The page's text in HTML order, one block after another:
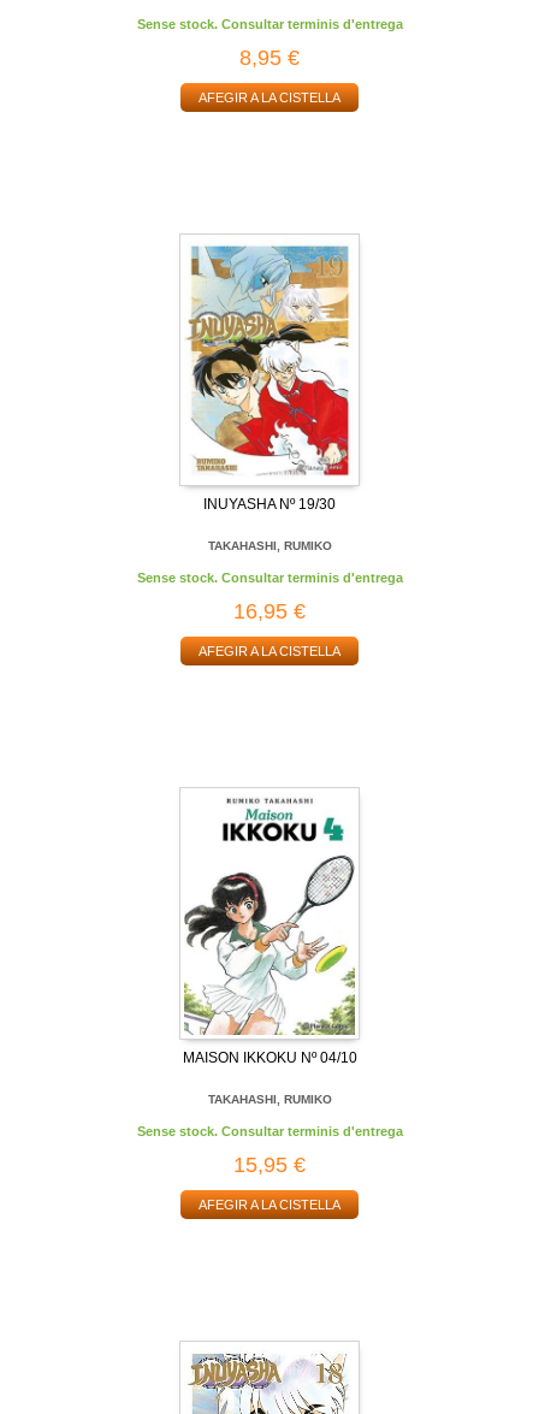
Sense stock. Consultar terminis d'entrega
8,95 €
AFEGIR A LA CISTELLA
INUYASHA Nº 19/30
TAKAHASHI, RUMIKO
Sense stock. Consultar terminis d'entrega
16,95 €
AFEGIR A LA CISTELLA
MAISON IKKOKU Nº 04/10
TAKAHASHI, RUMIKO
Sense stock. Consultar terminis d'entrega
15,95 €
AFEGIR A LA CISTELLA